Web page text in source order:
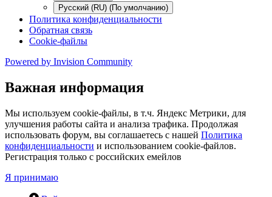
Русский (RU) (По умолчанию)
Политика конфиденциальности
Обратная связь
Cookie-файлы
Powered by Invision Community
Важная информация
Мы используем cookie-файлы, в т.ч. Яндекс Метрики, для
улучшения работы сайта и анализа трафика. Продолжая
использовать форум, вы соглашаетесь с нашей Политика
конфиденциальности и использованием cookie-файлов.
Регистрация только с российских емейлов
Я принимаю